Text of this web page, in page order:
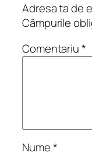
Adresa ta de
Câmpurile
Comentariu*
Nume*